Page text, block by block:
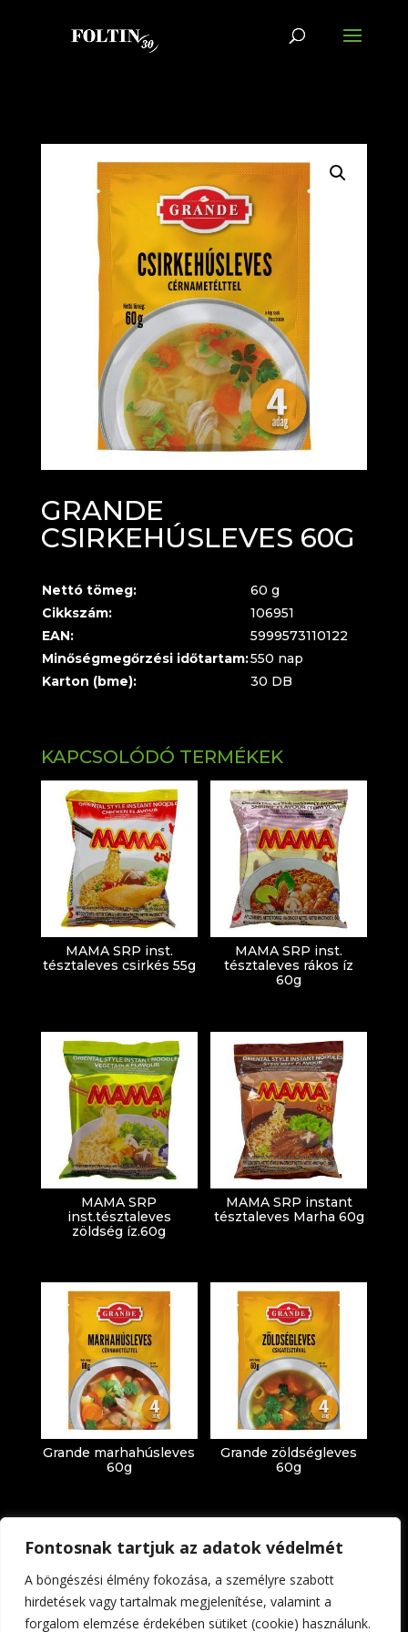
Fontosnak tartjuk az adatok védelmét
A böngészési élmény fokozása, a személyre szabott
hirdetések vagy tartalmak megjelenítése, valamint a
forgalom elemzése érdekében sütiket (cookie) használunk.
GRANDE
CSIRKEHÚSLEVES 60G
Nettó tömeg:
60 g
Cikkszám:
106951
EAN:
5999573110122
Minőségmegőrzési időtartam:550 nap
Karton (bme):
30 DB
KAPCSOLÓDÓ TERMÉKEK
MAMA SRP inst.
tésztaleves csirkés 55g
MAMA SRP inst.
tésztaleves rákos íz
60g
MAMA SRP
inst.tésztaleves
zöldség íz.60g
MAMA SRP instant
tésztaleves Marha 60g
Grande marhahúsleves
60g
Grande zöldségleves
60g
Impresszum Adatkezelési tájékoztató